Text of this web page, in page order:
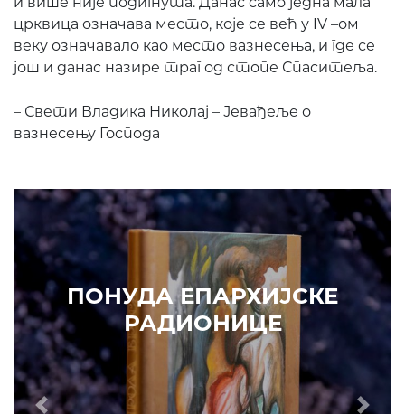
црквица означава место, које се већ у IV –ом
веку означавало као место вазнесења, и где се
још и данас назире траг од стопе Спаситеља.
– Свети Владика Николај – Јевађеље о
вазнесењу Господа
ПОНУДА ЕПАРХИЈСКЕ
РАДИОНИЦЕ